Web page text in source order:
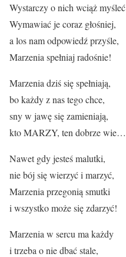
Wystarczy o nich wciąż myśleć
Wymawiać je coraz głośniej,
a los nam odpowiedź przyśle,
Marzenia spełniaj radośnie!
Marzenia dziś się spełniają,
bo każdy z nas tego chce,
sny w jawę się zamieniają,
kto MARZY, ten dobrze wie…
Nawet gdy jesteś malutki,
nie bój się wierzyć i marzyć,
Marzenia przegonią smutki
i wszystko może się zdarzyć!
Marzenia w sercu ma każdy
i trzeba o nie dbać stale,